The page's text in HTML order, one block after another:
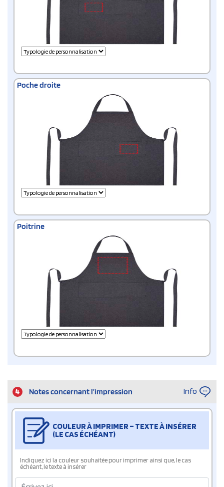
Poche droite
Poitrine
4 Notes concernant l’impression Info
COULEUR À IMPRIMER – TEXTE À INSÉRER
(LE CAS ÉCHÉANT)
Indiquez ici la couleur souhaitée pour imprimer ainsi que, le cas
échéant, le texte à insérer